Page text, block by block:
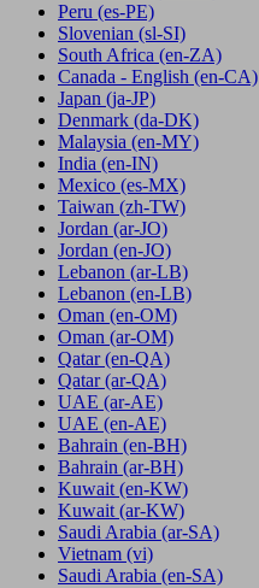
Peru (es-PE)
Slovenian (sl-SI)
South Africa (en-ZA)
Canada - English (en-CA)
Japan (ja-JP)
Denmark (da-DK)
Malaysia (en-MY)
India (en-IN)
Mexico (es-MX)
Taiwan (zh-TW)
Jordan (ar-JO)
Jordan (en-JO)
Lebanon (ar-LB)
Lebanon (en-LB)
Oman (en-OM)
Oman (ar-OM)
Qatar (en-QA)
Qatar (ar-QA)
UAE (ar-AE)
UAE (en-AE)
Bahrain (en-BH)
Bahrain (ar-BH)
Kuwait (en-KW)
Kuwait (ar-KW)
Saudi Arabia (ar-SA)
Vietnam (vi)
Saudi Arabia (en-SA)